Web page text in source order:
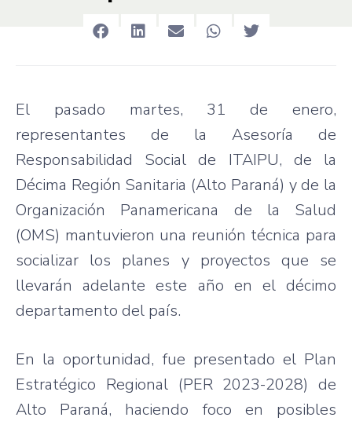
El pasado martes, 31 de enero,
representantes de la Asesoría de
Responsabilidad Social de ITAIPU, de la
Décima Región Sanitaria (Alto Paraná) y de la
Organización Panamericana de la Salud
(OMS) mantuvieron una reunión técnica para
socializar los planes y proyectos que se
llevarán adelante este año en el décimo
departamento del país.
En la oportunidad, fue presentado el Plan
Estratégico Regional (PER 2023-2028) de
Alto Paraná, haciendo foco en posibles